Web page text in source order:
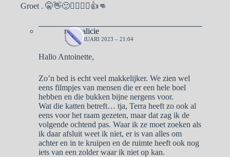
Groet . 🤫👋🙂🙋‍♂️🙋‍♀️👍👊
naargalicie
13 FEBRUARI 2023 – 21:04
Hallo Antoinette,
Zo’n bed is echt veel makkelijker. We zien wel
eens filmpjes van mensen die er een hele boel
hebben en die bukken bijne nergens voor.
Wat die katten betreft… tja, Terra heeft zo ook al
eens voor het raam gezeten, maar dat zag ik de
volgende ochtend pas. Waar ik ze moet zoeken als
ik daar afsluit weet ik niet, er is van alles om
achter en in te kruipen en de ruimte heeft ook nog
iets van een zolder waar ik niet op kan.